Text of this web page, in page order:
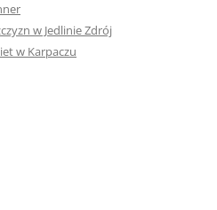
w Jedlinie Zdrój
w Karpaczu